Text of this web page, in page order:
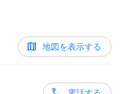
地図を表示する